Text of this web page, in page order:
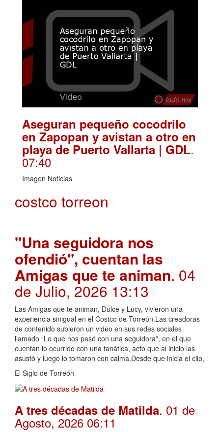
Aseguran pequeño cocodrilo
en Zapopan y avistan a otro en
playa de Puerto Vallarta | GDL.
07:40
Imagen Noticias
costco torreon
"Una seguidora nos
ofendió", cuentan las
Amigas que te animan. 04
de Julio, 2026 13:13
Las Amigas que te animan, Dulce y Lucy, vivieron una
experiencia sinigual en el Costco de Torreón.Las creadoras
de contenido subieron un video en sus redes sociales
llamado “Lo que nos pasó con una seguidora”, en el que
cuentan lo ocurrido con una fanática, acto que al inicio las
asustó y luego lo tomaron con calma.Desde que inicia el clip,
El Siglo de Torreón
A tres décadas de Matilda. 01 de
Agosto, 2026 06:11